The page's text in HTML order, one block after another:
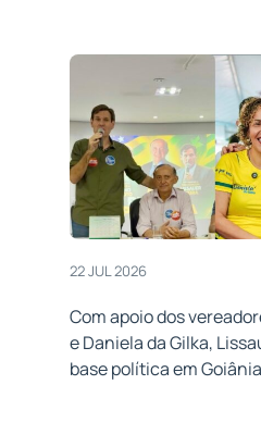
22 JUL 2026
Com apoio dos
e Daniela da Gilka,
base política em Goiânia